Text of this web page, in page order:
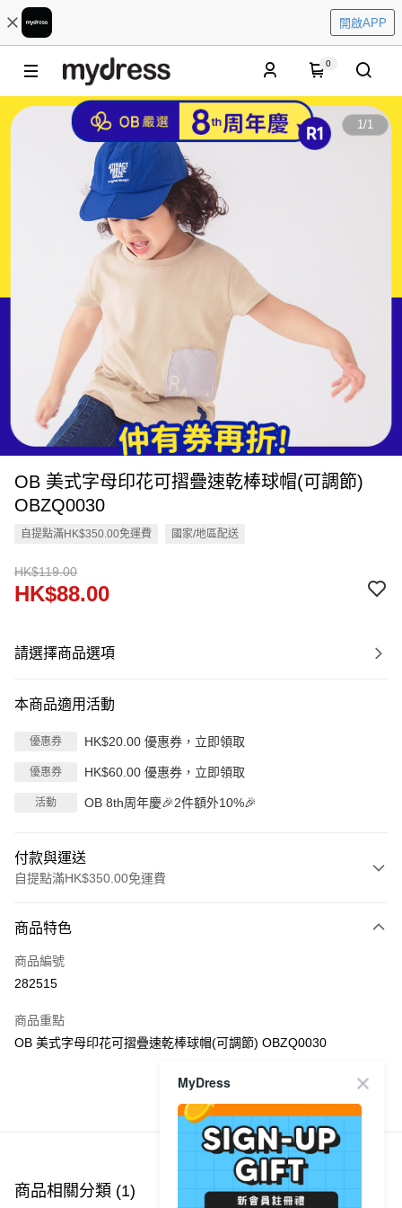
開啟APP
0
1/1
OB 美式字母印花可摺疊速乾棒球帽(可調節)
OBZQ0030
自提點滿HK$350.00免運費 國家/地區配送
HK$119.00
HK$88.00
請選擇商品選項
本商品適用活動
優惠券 HK$20.00 優惠券，立即領取
優惠券 HK$60.00 優惠券，立即領取
活動 OB 8th周年慶🎉2件額外10%🎉
付款與運送
自提點滿HK$350.00免運費
信用卡
Apple Pay
PayMe
每筆HK$40.00，滿HK$350.00或以上免運費
付款後順豐站及營業點
商品特色
商品編號
282515
商品重點
OB 美式字母印花可摺疊速乾棒球帽(可調節) OBZQ0030
商品推薦
商品相關分類 (1)
MyDress